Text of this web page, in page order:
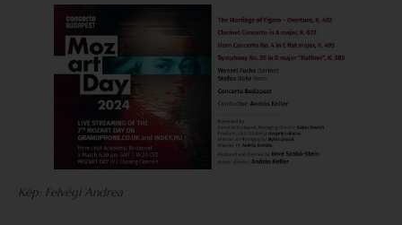
Kép: Felvégi Andrea